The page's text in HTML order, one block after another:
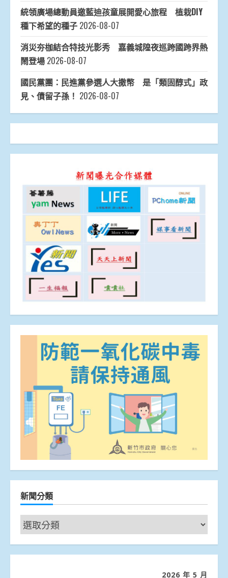
統領廣場總動員邀藍迪孩童展開愛心旅程 植栽DIY
種下希望的種子 2026-08-07
消災夯枷結合特技光影秀 嘉義城隍夜巡跨國跨界熱
鬧登場 2026-08-07
國民黨團：民進黨參選人大撒幣 是「類固醇式」政
見、債留子孫！ 2026-08-07
新聞分類
新
聞
分
2026 年 5 月